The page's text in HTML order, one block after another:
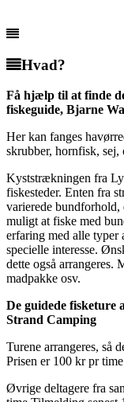
Hvad?
Få hjælp til at finde
fiskeguide, Bjarne
Her kan fanges
skrubber, hornfisk,
Kyststrækningen fra
fiskesteder. Enten fra
varierede bundforhold,
muligt at fiske med
erfaring med alle typer
specielle interesse.
dette også arrangeres.
madpakke osv.
De guidede fisketure
Strand Camping
Turene arrangeres, så
Prisen er 100 kr pr
Øvrige deltagere fra